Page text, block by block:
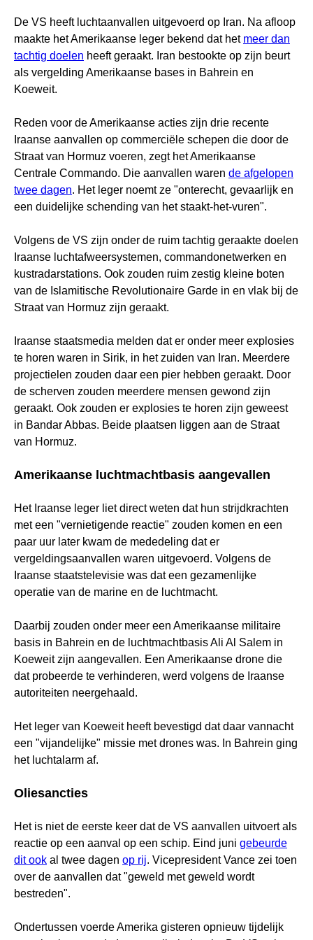
De VS heeft luchtaanvallen uitgevoerd op Iran. Na afloop
maakte het Amerikaanse leger bekend dat het meer dan
tachtig doelen heeft geraakt. Iran bestookte op zijn beurt
als vergelding Amerikaanse bases in Bahrein en
Koeweit.
Reden voor de Amerikaanse acties zijn drie recente
Iraanse aanvallen op commerciële schepen die door de
Straat van Hormuz voeren, zegt het Amerikaanse
Centrale Commando. Die aanvallen waren de afgelopen
twee dagen. Het leger noemt ze "onterecht, gevaarlijk en
een duidelijke schending van het staakt-het-vuren".
Volgens de VS zijn onder de ruim tachtig geraakte doelen
Iraanse luchtafweersystemen, commandonetwerken en
kustradarstations. Ook zouden ruim zestig kleine boten
van de Islamitische Revolutionaire Garde in en vlak bij de
Straat van Hormuz zijn geraakt.
Iraanse staatsmedia melden dat er onder meer explosies
te horen waren in Sirik, in het zuiden van Iran. Meerdere
projectielen zouden daar een pier hebben geraakt. Door
de scherven zouden meerdere mensen gewond zijn
geraakt. Ook zouden er explosies te horen zijn geweest
in Bandar Abbas. Beide plaatsen liggen aan de Straat
van Hormuz.
Amerikaanse luchtmachtbasis aangevallen
Het Iraanse leger liet direct weten dat hun strijdkrachten
met een "vernietigende reactie" zouden komen en een
paar uur later kwam de mededeling dat er
vergeldingsaanvallen waren uitgevoerd. Volgens de
Iraanse staatstelevisie was dat een gezamenlijke
operatie van de marine en de luchtmacht.
Daarbij zouden onder meer een Amerikaanse militaire
basis in Bahrein en de luchtmachtbasis Ali Al Salem in
Koeweit zijn aangevallen. Een Amerikaanse drone die
dat probeerde te verhinderen, werd volgens de Iraanse
autoriteiten neergehaald.
Het leger van Koeweit heeft bevestigd dat daar vannacht
een "vijandelijke" missie met drones was. In Bahrein ging
het luchtalarm af.
Oliesancties
Het is niet de eerste keer dat de VS aanvallen uitvoert als
reactie op een aanval op een schip. Eind juni gebeurde
dit ook al twee dagen op rij. Vicepresident Vance zei toen
over de aanvallen dat "geweld met geweld wordt
bestreden".
Ondertussen voerde Amerika gisteren opnieuw tijdelijk